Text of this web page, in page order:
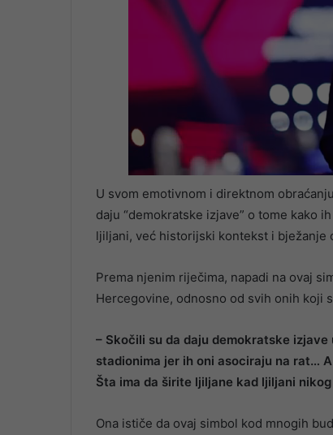
U svom emotivnom i direktnom
daju “demokratske izjave” o tome kako
ljiljani, već historijski kontekst i bježanje
Prema njenim riječima, napadi na ovaj
Hercegovine, odnosno od svih onih koji
– Skočili su da daju demokratske
stadionima jer ih oni asociraju na rat…
Šta ima da širite ljiljane kad ljiljani
Ona ističe da ovaj simbol kod mnogih